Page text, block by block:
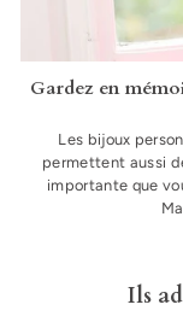
Gardez en
Les bijoux
permettent aussi
importante que
Ils